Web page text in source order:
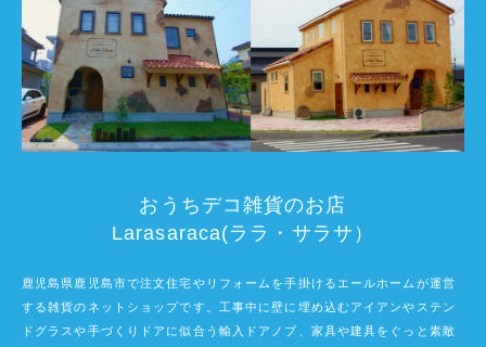
おうちデコ雑貨のお店
Larasaraca(ララ・サラサ）
鹿児島県鹿児島市で注文住宅やリフォームを手掛けるエールホームが運営
する雑貨のネットショップです。工事中に壁に埋め込むアイアンやステン
ドグラスや手づくりドアに似合う輸入ドアノブ、家具や建具をぐっと素敵